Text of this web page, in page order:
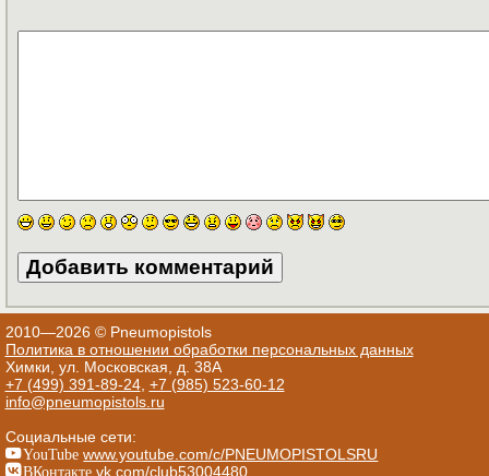
2010—2026 © Pneumopistols
Политика в отношении обработки персональных данных
Химки, ул. Московская, д. 38А
+7 (499) 391-89-24, +7 (985) 523-60-12
info@pneumopistols.ru
Социальные сети:
YouTube www.youtube.com/c/PNEUMOPISTOLSRU
ВКонтакте vk.com/club53004480